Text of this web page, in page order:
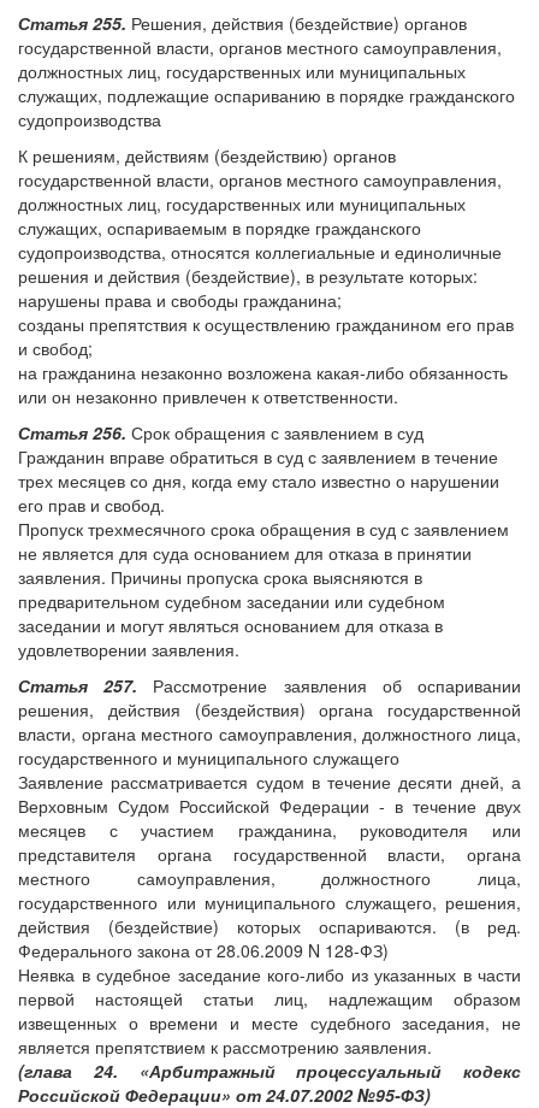
Статья 255. Решения, действия (бездействие) органов
государственной власти, органов местного самоуправления,
должностных лиц, государственных или муниципальных
служащих, подлежащие оспариванию в порядке гражданского
судопроизводства
К решениям, действиям (бездействию) органов
государственной власти, органов местного самоуправления,
должностных лиц, государственных или муниципальных
служащих, оспариваемым в порядке гражданского
судопроизводства, относятся коллегиальные и единоличные
решения и действия (бездействие), в результате которых:
нарушены права и свободы гражданина;
созданы препятствия к осуществлению гражданином его прав
и свобод;
на гражданина незаконно возложена какая-либо обязанность
или он незаконно привлечен к ответственности.
Статья 256. Срок обращения с заявлением в суд
Гражданин вправе обратиться в суд с заявлением в течение
трех месяцев со дня, когда ему стало известно о нарушении
его прав и свобод.
Пропуск трехмесячного срока обращения в суд с заявлением
не является для суда основанием для отказа в принятии
заявления. Причины пропуска срока выясняются в
предварительном судебном заседании или судебном
заседании и могут являться основанием для отказа в
удовлетворении заявления.
Статья 257. Рассмотрение заявления об оспаривании
решения, действия (бездействия) органа государственной
власти, органа местного самоуправления, должностного лица,
государственного и муниципального служащего
Заявление рассматривается судом в течение десяти дней, а
Верховным Судом Российской Федерации - в течение двух
месяцев с участием гражданина, руководителя или
представителя органа государственной власти, органа
местного самоуправления, должностного лица,
государственного или муниципального служащего, решения,
действия (бездействие) которых оспариваются. (в ред.
Федерального закона от 28.06.2009 N 128-ФЗ)
Неявка в судебное заседание кого-либо из указанных в части
первой настоящей статьи лиц, надлежащим образом
извещенных о времени и месте судебного заседания, не
является препятствием к рассмотрению заявления.
(глава 24. «Арбитражный процессуальный кодекс
Российской Федерации» от 24.07.2002 №95-ФЗ)